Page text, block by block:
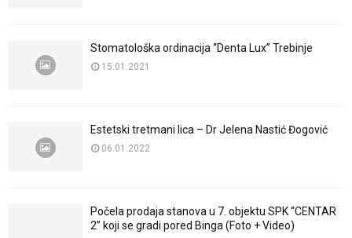
Stomatološka ordinacija “Denta Lux” Trebinje
15.01.2021
Estetski tretmani lica – Dr Jelena Nastić Đogović
06.01.2022
Počela prodaja stanova u 7. objektu SPK “CENTAR
2” koji se gradi pored Binga (Foto + Video)